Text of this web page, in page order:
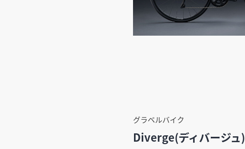
グラベルバイク
Diverge(ディバージュ)